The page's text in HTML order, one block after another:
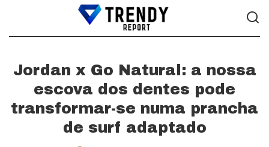
Jordan x Go Natural: a nossa
escova dos dentes pode
transformar-se numa prancha
de surf adaptado